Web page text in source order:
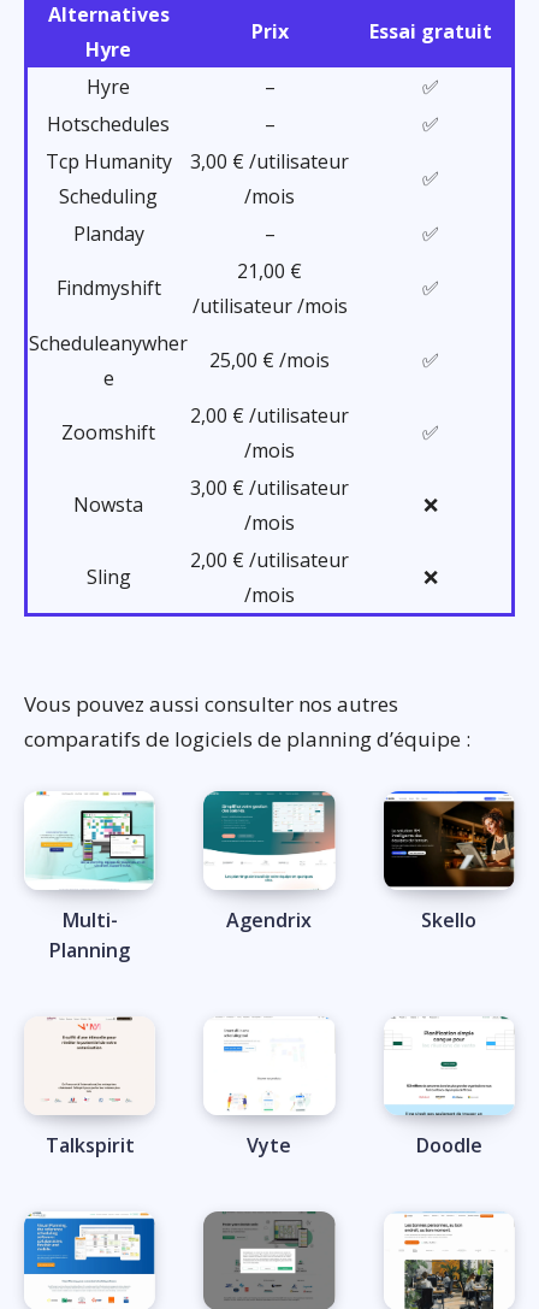
Alternatives
Hyre
Prix Essai gratuit
Hyre –
✅
Hotschedules
–
✅
Tcp Humanity
Scheduling
3,00 € /utilisateur
/mois
✅
Planday – ✅
Findmyshift
21,00 €
/utilisateur /mois
✅
Scheduleanywher
e
25,00 € /mois ✅
Zoomshift
2,00 € /utilisateur
/mois
✅
Nowsta
3,00 € /utilisateur
/mois
❌
Sling
2,00 € /utilisateur
/mois
❌
Vous pouvez aussi consulter nos autres
comparatifs de logiciels de planning d’équipe :
Multi-
Planning
Agendrix Skello
Talkspirit Vyte Doodle